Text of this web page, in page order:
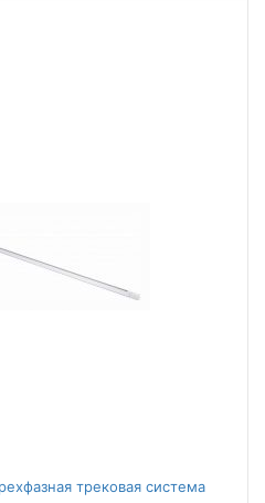
трековая система